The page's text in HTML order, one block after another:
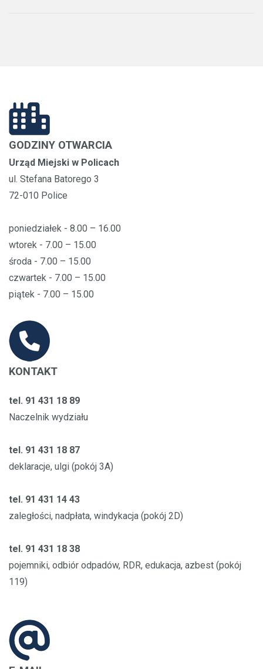
GODZINY OTWARCIA
Urząd Miejski w Policach
ul. Stefana Batorego 3
72-010 Police
poniedziałek - 8.00 – 16.00
wtorek - 7.00 – 15.00
środa - 7.00 – 15.00
czwartek - 7.00 – 15.00
piątek - 7.00 – 15.00
KONTAKT
tel. 91 431 18 89
Naczelnik wydziału
tel. 91 431 18 87
deklaracje, ulgi (pokój 3A)
tel. 91 431 14 43
zaległości, nadpłata, windykacja (pokój 2D)
tel. 91 431 18 38
pojemniki, odbiór odpadów, RDR, edukacja, azbest (pokój
119)